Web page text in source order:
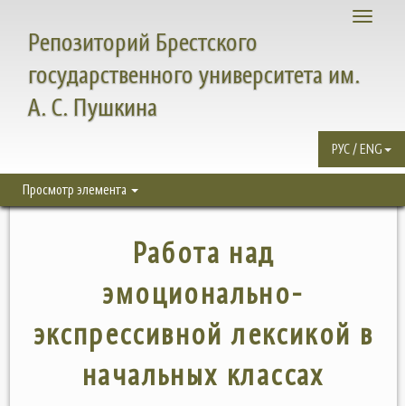
Toggle
Репозиторий Брестского
государственного университета им.
А. С. Пушкина
РУС / ENG
Просмотр элемента
Работа над
эмоционально-
экспрессивной лексикой в
начальных классах